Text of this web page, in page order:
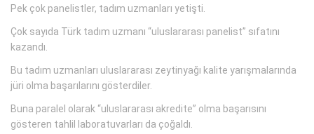
Pek çok panelistler, tadım uzmanları yetişti.
Çok sayıda Türk tadım uzmanı “uluslararası panelist” sıfatını
kazandı.
Bu tadım uzmanları uluslararası zeytinyağı kalite yarışmalarında
jüri olma başarılarını gösterdiler.
Buna paralel olarak “uluslararası akredite” olma başarısını
gösteren tahlil laboratuvarları da çoğaldı.